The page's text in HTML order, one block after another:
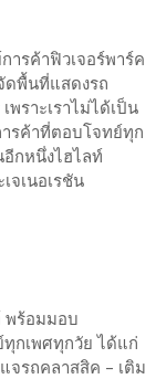
ารค้าฟิวเจอร์พาร์ค
ดพื้นที่แสดงรถ
พราะเราไม่ได้เป็น
ารค้าที่ตอบโจทย์ทุก
อีกหนึ่งไฮไลท์
จเนอเรชัน
พร้อมมอบ
กเพศทุกวัย ได้แก่
จรถคลาสสิค – เติม